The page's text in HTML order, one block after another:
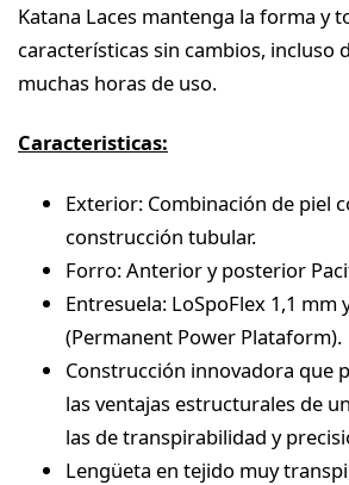
Katana Laces mantenga la forma y
características sin cambios, incluso
muchas horas de uso.
Caracteristicas:
Exterior: Combinación de piel
construcción tubular.
Forro: Anterior y posterior
Entresuela: LoSpoFlex 1,1 mm
(Permanent Power Plataform).
Construcción innovadora que
las ventajas estructurales de
las de transpirabilidad y
Lengüeta en tejido muy